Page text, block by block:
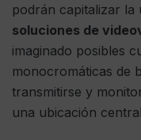
podrán capitalizar
soluciones de
imaginado posibles
monocromáticas de
transmitirse y
una ubicación